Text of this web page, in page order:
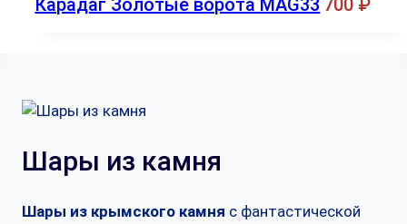
Карадаг Золотые ворота MAG33 700 ₽
Шары из камня
Шары из крымского камня с фантастической